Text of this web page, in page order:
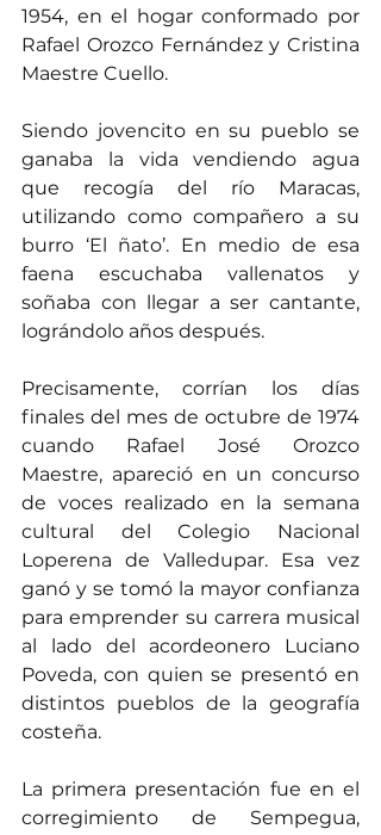
1954, en el hogar conformado por
Rafael Orozco Fernández y Cristina
Maestre Cuello.
Siendo jovencito en su pueblo se
ganaba la vida vendiendo agua
que recogía del río Maracas,
utilizando como compañero a su
burro ‘El ñato’. En medio de esa
faena escuchaba vallenatos y
soñaba con llegar a ser cantante,
lográndolo años después.
Precisamente, corrían los días
finales del mes de octubre de 1974
cuando Rafael José Orozco
Maestre, apareció en un concurso
de voces realizado en la semana
cultural del Colegio Nacional
Loperena de Valledupar. Esa vez
ganó y se tomó la mayor confianza
para emprender su carrera musical
al lado del acordeonero Luciano
Poveda, con quien se presentó en
distintos pueblos de la geografía
costeña.
La primera presentación fue en el
corregimiento de Sempegua,